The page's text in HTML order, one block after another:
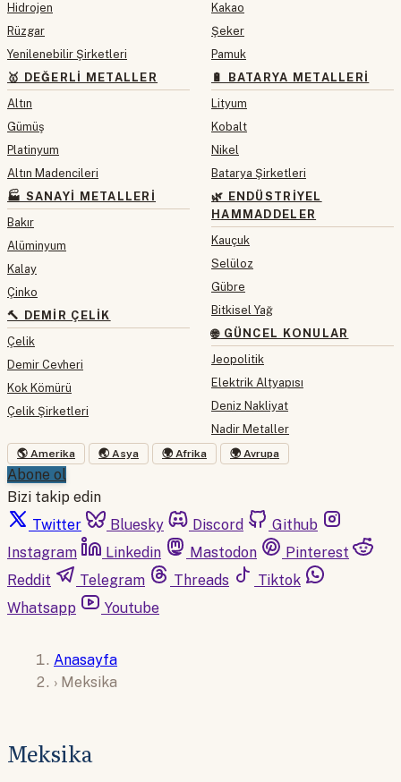
Hidrojen
Rüzgar
Yenilenebilir Şirketleri
🥇 DEĞERLI METALLER
Altın
Gümüş
Platinyum
Altın Madencileri
🏭 SANAYI METALLERI
Bakır
Alüminyum
Kalay
Çinko
🔨 DEMIR ÇELIK
Çelik
Demir Cevheri
Kok Kömürü
Çelik Şirketleri
Kakao
Şeker
Pamuk
🔋 BATARYA METALLERI
Lityum
Kobalt
Nikel
Batarya Şirketleri
🌿 ENDÜSTRIYEL
HAMMADDELER
Kauçuk
Selüloz
Gübre
Bitkisel Yağ
🌐 GÜNCEL KONULAR
Jeopolitik
Elektrik Altyapısı
Deniz Nakliyat
Nadir Metaller
🌎 Amerika 🌏 Asya 🌍 Afrika 🌍 Avrupa
Abone ol
Bizi takip edin
Twitter
Bluesky Discord
Github
Instagram
Linkedin Mastodon
Pinterest
Reddit
Telegram Threads
Tiktok
Whatsapp
Youtube
Anasayfa
› Meksika
Meksika